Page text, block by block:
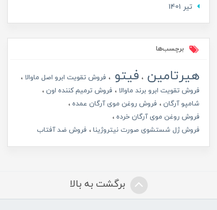
تير 1401
برچسب‌ها
هیرتامین فیتو
فروش تقویت ابرو اصل ماوالا
فروش تقویت ابرو برند ماوالا
فروش ترمیم کننده اون
شامپو آرگان
فروش روغن موی آرگان عمده
فروش روغن موی آرگان خرده
فروش ژل شستشوی صورت نیتروژینا
فروش ضد آفتاب
برگشت به بالا